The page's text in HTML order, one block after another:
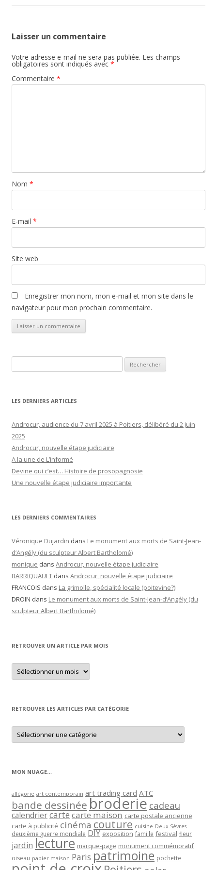
Laisser un commentaire
Votre adresse e-mail ne sera pas publiée. Les champs
obligatoires sont indiqués avec *
Commentaire *
Nom *
E-mail *
Site web
Enregistrer mon nom, mon e-mail et mon site dans le
navigateur pour mon prochain commentaire.
LES DERNIERS ARTICLES
Androcur, audience du 7 avril 2025 à Poitiers, délibéré du 2 juin
2025
Androcur, nouvelle étape judiciaire
A la une de L’informé
Devine qui c’est… Histoire de prosopagnosie
Une nouvelle étape judiciaire importante
LES DERNIERS COMMENTAIRES
Véronique Dujardin dans Le monument aux morts de Saint-Jean-
d’Angély (du sculpteur Albert Bartholomé)
monique dans Androcur, nouvelle étape judiciaire
BARRIQUAULT dans Androcur, nouvelle étape judiciaire
FRANCOIS dans La grimolle, spécialité locale (poitevine?)
DROIN dans Le monument aux morts de Saint-Jean-d’Angély (du
sculpteur Albert Bartholomé)
RETROUVER UN ARTICLE PAR MOIS
Retrouver
un
article
RETROUVER LES ARTICLES PAR CATÉGORIE
Retrouver
les
articles
MON NUAGE…
allégorie art contemporain art trading card ATC
bande dessinée broderie cadeau
calendriercartecarte maison carte postale ancienne
carte à publicité cinéma couture cuisine Deux-Sèvres
deuxième guerre mondiale DIY exposition famille festival fleur
jardin lecture marque-page monument commémoratif
oiseau papier maison Paris patrimoine pochette